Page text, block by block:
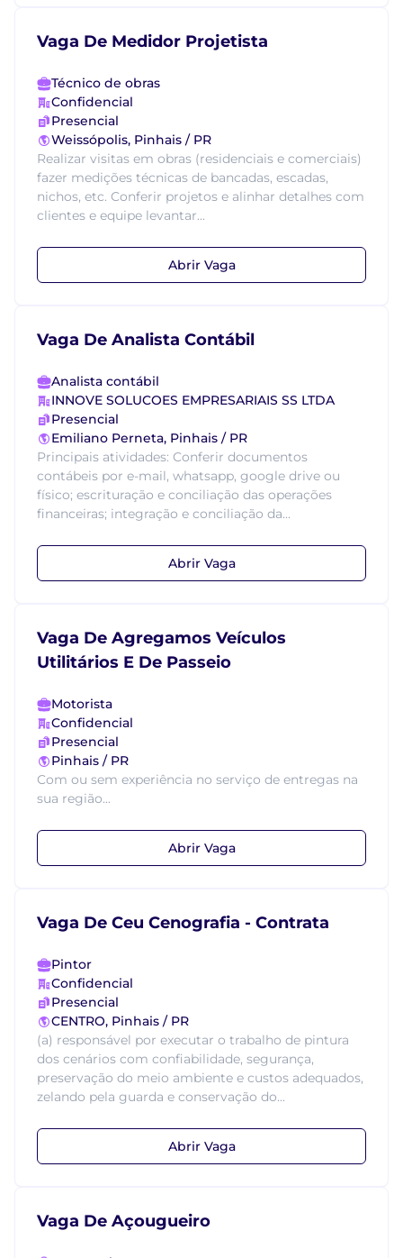
Vaga De Medidor Projetista
Técnico de obras
Confidencial
Presencial
Weissópolis, Pinhais / PR
Realizar visitas em obras (residenciais e comerciais)
fazer medições técnicas de bancadas, escadas,
nichos, etc. Conferir projetos e alinhar detalhes com
clientes e equipe levantar...
Abrir Vaga
Vaga De Analista Contábil
Analista contábil
INNOVE SOLUCOES EMPRESARIAIS SS LTDA
Presencial
Emiliano Perneta, Pinhais / PR
Principais atividades: Conferir documentos
contábeis por e-mail, whatsapp, google drive ou
físico; escrituração e conciliação das operações
financeiras; integração e conciliação da...
Abrir Vaga
Vaga De Agregamos Veículos
Utilitários E De Passeio
Motorista
Confidencial
Presencial
Pinhais / PR
Com ou sem experiência no serviço de entregas na
sua região...
Abrir Vaga
Vaga De Ceu Cenografia - Contrata
Pintor
Confidencial
Presencial
CENTRO, Pinhais / PR
(a) responsável por executar o trabalho de pintura
dos cenários com confiabilidade, segurança,
preservação do meio ambiente e custos adequados,
zelando pela guarda e conservação do...
Abrir Vaga
Vaga De Açougueiro